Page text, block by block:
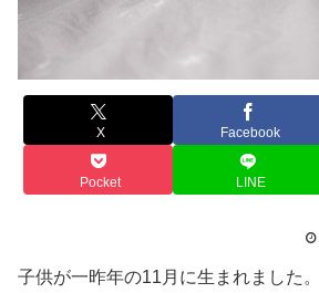
X Facebook
Pocket LINE
子供が一昨年の11月に生まれました。